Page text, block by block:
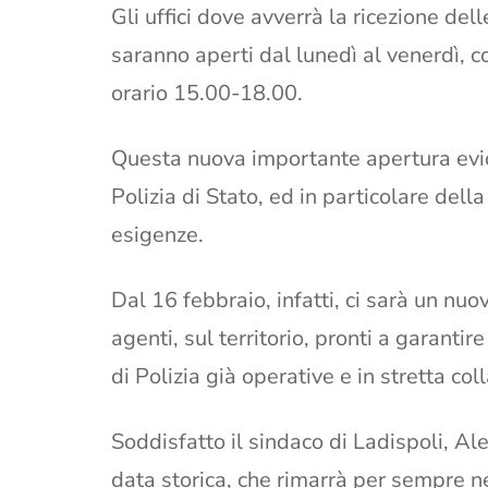
Gli uffici dove avverrà la ricezione
saranno aperti dal lunedì al venerdì,
orario 15.00-18.00.
Questa nuova importante apertura
Polizia di Stato, ed in particolare
esigenze.
Dal 16 febbraio, infatti, ci sarà un
agenti, sul territorio, pronti a
di Polizia già operative e in stretta
Soddisfatto il sindaco di Ladispoli,
data storica, che rimarrà per sempre